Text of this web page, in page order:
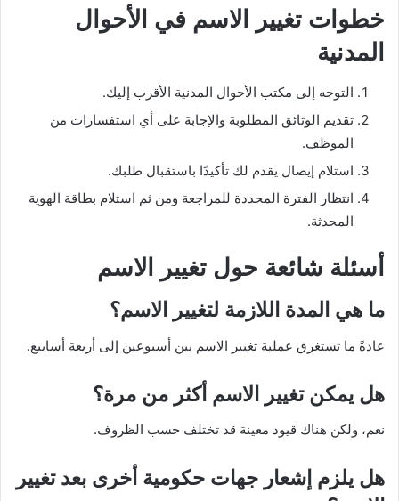
خطوات تغيير الاسم في الأحوال
المدنية
التوجه إلى مكتب الأحوال المدنية الأقرب إليك.
تقديم الوثائق المطلوبة والإجابة على أي استفسارات من
الموظف.
استلام إيصال يقدم لك تأكيدًا باستقبال طلبك.
انتظار الفترة المحددة للمراجعة ومن ثم استلام بطاقة الهوية
المحدثة.
أسئلة شائعة حول تغيير الاسم
ما هي المدة اللازمة لتغيير الاسم؟
عادةً ما تستغرق عملية تغيير الاسم بين أسبوعين إلى أربعة أسابيع.
هل يمكن تغيير الاسم أكثر من مرة؟
نعم، ولكن هناك قيود معينة قد تختلف حسب الظروف.
هل يلزم إشعار جهات حكومية أخرى بعد تغيير